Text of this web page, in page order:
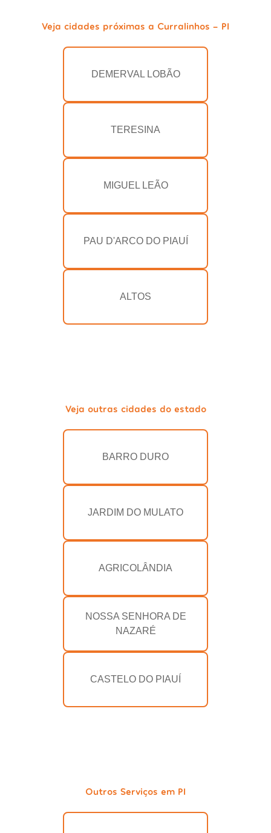
Veja cidades próximas a Curralinhos - PI
DEMERVAL LOBÃO
TERESINA
MIGUEL LEÃO
PAU D'ARCO DO PIAUÍ
ALTOS
Veja outras cidades do estado
BARRO DURO
JARDIM DO MULATO
AGRICOLÂNDIA
NOSSA SENHORA DE
NAZARÉ
CASTELO DO PIAUÍ
Outros Serviços em PI